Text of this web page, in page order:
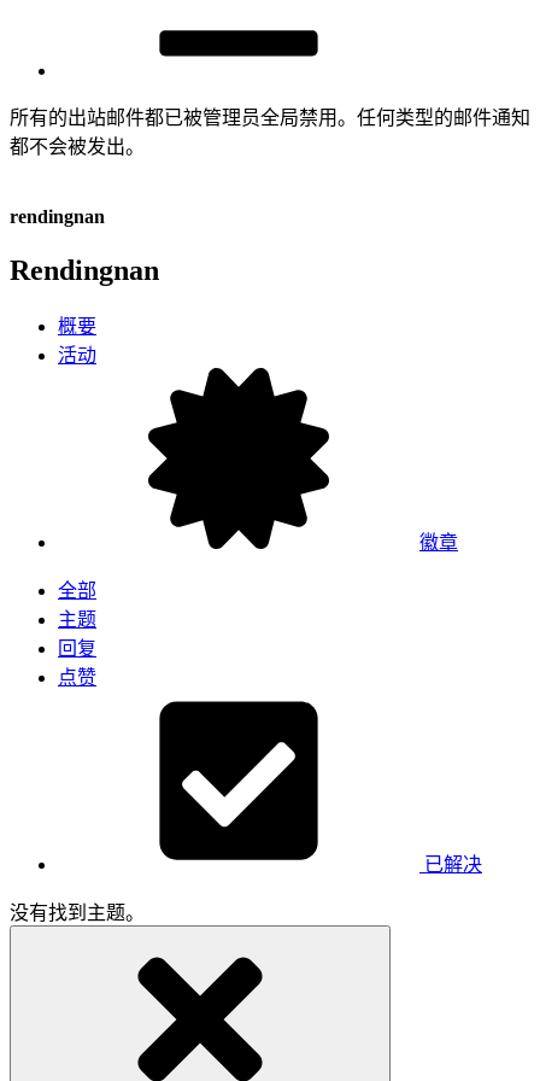
所有的出站邮件都已被管理员全局禁用。任何类型的邮件通知
都不会被发出。
rendingnan
Rendingnan
概要
活动
徽章
全部
主题
回复
点赞
已解决
没有找到主题。